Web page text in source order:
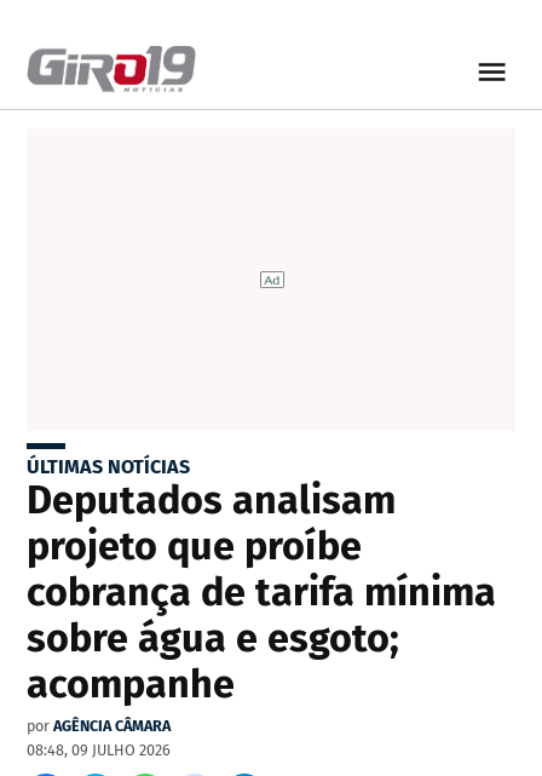
ÚLTIMAS NOTÍCIAS
Deputados analisam
projeto que proíbe
cobrança de tarifa mínima
sobre água e esgoto;
acompanhe
por AGÊNCIA CÂMARA
08:48, 09 JULHO 2026